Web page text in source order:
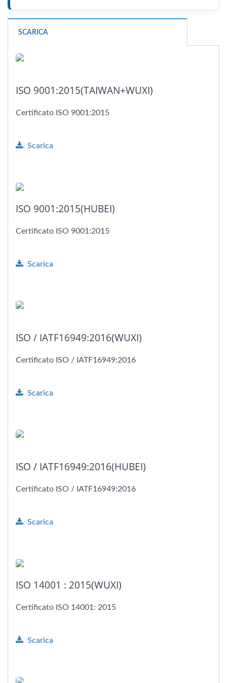
SCARICA
ISO 9001:2015(TAIWAN+WUXI)
Certificato ISO 9001:2015
Scarica
ISO 9001:2015(HUBEI)
Certificato ISO 9001:2015
Scarica
ISO / IATF16949:2016(WUXI)
Certificato ISO / IATF16949:2016
Scarica
ISO / IATF16949:2016(HUBEI)
Certificato ISO / IATF16949:2016
Scarica
ISO 14001 : 2015(WUXI)
Certificato ISO 14001: 2015
Scarica